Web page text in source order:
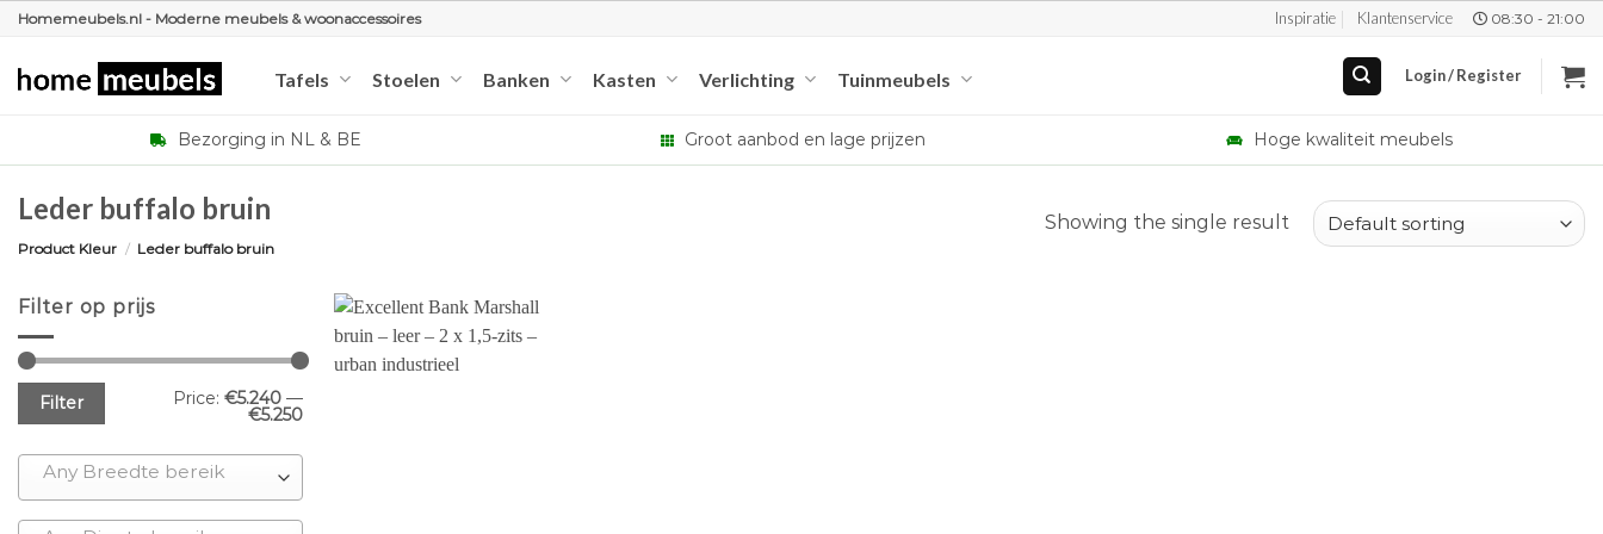
Ga
inhoud
Homemeubels.nl - Moderne meubels & woonaccessoires Inspiratie Klantenservice 08:30 - 21:00
Tafels Stoelen Banken Kasten Verlichting Tuinmeubels Login / Register
Bezorging in NL & BE Groot aanbod en lage prijzen Hoge kwaliteit meubels
Leder buffalo bruin
Product Kleur / Leder buffalo bruin
Showing the single result
Filter op prijs
Min
price
Max
priceFilter Price: €5.240—
€5.250
Any Breedte bereik